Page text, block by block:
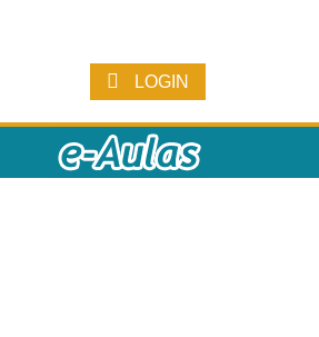
LOGIN